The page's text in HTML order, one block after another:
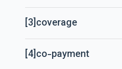
[3]coverage
[4]co-payment